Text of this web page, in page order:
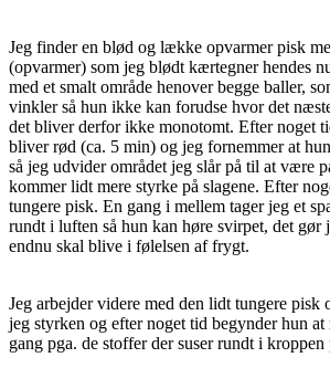
Jeg finder en blød og lække opvarmer pisk
(opvarmer) som jeg blødt kærtegner hendes
med et smalt område henover begge baller,
vinkler så hun ikke kan forudse hvor det
det bliver derfor ikke monotomt. Efter noget
bliver rød (ca. 5 min) og jeg fornemmer at
så jeg udvider området jeg slår på til at være
kommer lidt mere styrke på slagene. Efter
tungere pisk. En gang i mellem tager jeg et
rundt i luften så hun kan høre svirpet, det gør
endnu skal blive i følelsen af frygt.
Jeg arbejder videre med den lidt tungere pisk
jeg styrken og efter noget tid begynder hun at
gang pga. de stoffer der suser rundt i kroppen